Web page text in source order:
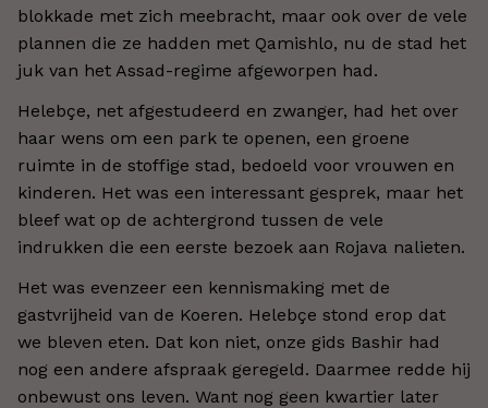
blokkade met zich meebracht, maar ook over de vele
plannen die ze hadden met Qamishlo, nu de stad het
juk van het Assad-regime afgeworpen had.
Helebçe, net afgestudeerd en zwanger, had het over
haar wens om een park te openen, een groene
ruimte in de stoffige stad, bedoeld voor vrouwen en
kinderen. Het was een interessant gesprek, maar het
bleef wat op de achtergrond tussen de vele
indrukken die een eerste bezoek aan Rojava nalieten.
Het was evenzeer een kennismaking met de
gastvrijheid van de Koeren. Helebçe stond erop dat
we bleven eten. Dat kon niet, onze gids Bashir had
nog een andere afspraak geregeld. Daarmee redde hij
onbewust ons leven. Want nog geen kwartier later